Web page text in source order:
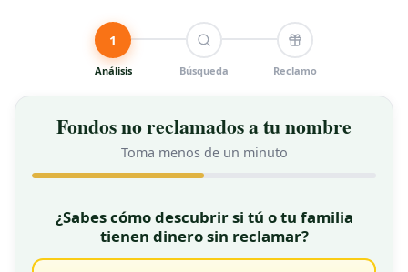
1
Análisis Búsqueda Reclamo
Fondos no reclamados a tu nombre
Toma menos de un minuto
★ GRATIS
¿Sabes cómo descubrir si tú o tu familia
tienen dinero sin reclamar?